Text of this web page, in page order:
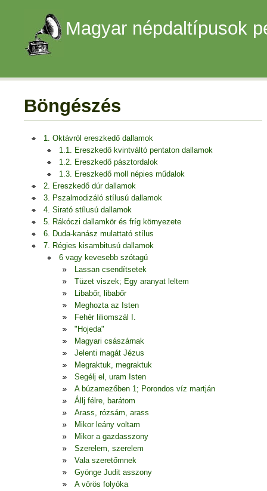
Magyar népdaltípusok
Böngészés
1. Oktávról ereszkedő dallamok
1.1. Ereszkedő kvintváltó pentaton dallamok
1.2. Ereszkedő pásztordalok
1.3. Ereszkedő moll népies műdalok
2. Ereszkedő dúr dallamok
3. Pszalmodizáló stílusú dallamok
4. Sirató stílusú dallamok
5. Rákóczi dallamkör és fríg környezete
6. Duda-kanász mulattató stílus
7. Régies kisambitusú dallamok
6 vagy kevesebb szótagú
Lassan csendítsetek
Tüzet viszek; Egy aranyat leltem
Libabőr, libabőr
Meghozta az Isten
Fehér liliomszál I.
"Hojeda"
Magyari császárnak
Jelenti magát Jézus
Megraktuk, megraktuk
Segélj el, uram Isten
A búzamezőben 1; Porondos víz martján
Állj félre, barátom
Arass, rózsám, arass
Mikor leány voltam
Mikor a gazdasszony
Szerelem, szerelem
Vala szeretőmnek
Gyönge Judit asszony
A vörös folyóka